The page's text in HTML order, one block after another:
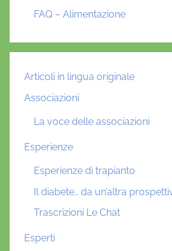
FAQ – Alimentazione
Articoli in lingua originale
Associazioni
La voce delle associazioni
Esperienze
Esperienze di trapianto
Il diabete… da un’altra
Trascrizioni Le Chat
Esperti